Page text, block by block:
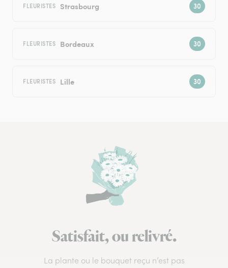
FLEURISTES Strasbourg
FLEURISTES Bordeaux
FLEURISTES Lille
Satisfait, ou relivré.
La plante ou le bouquet reçu n’est pas